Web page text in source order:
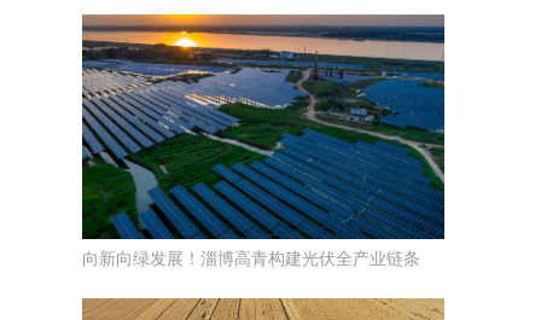
向新向绿发展！淄博高青构建光伏全产业链条